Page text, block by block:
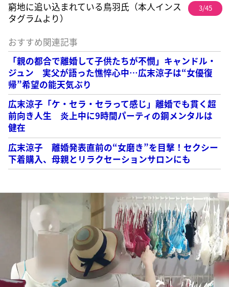
窮地に追い込まれている鳥羽氏（本人インス
タグラムより）
3/45
おすすめ関連記事
「親の都合で離婚して子供たちが不憫」キャンドル・
ジュン 実父が語った憔悴心中…広末涼子は“女優復
帰”希望の能天気ぶり
広末涼子「ケ・セラ・セラって感じ」離婚でも貫く超
前向き人生 炎上中に9時間パーティの鋼メンタルは
健在
広末涼子 離婚発表直前の“女磨き”を目撃！セクシー
下着購入、母親とリラクセーションサロンにも